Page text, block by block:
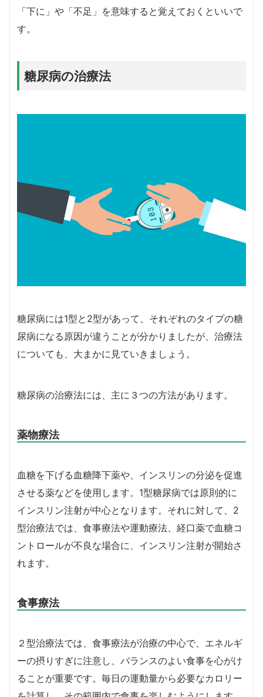
「下に」や「不足」を意味すると覚えておくといいで
す。
糖尿病の治療法
糖尿病には1型と2型があって、それぞれのタイプの糖
尿病になる原因が違うことが分かりましたが、治療法
についても、大まかに見ていきましょう。
糖尿病の治療法には、主に３つの方法があります。
薬物療法
血糖を下げる血糖降下薬や、インスリンの分泌を促進
させる薬などを使用します。1型糖尿病では原則的に
インスリン注射が中心となります。それに対して、2
型治療法では、食事療法や運動療法、経口薬で血糖コ
ントロールが不良な場合に、インスリン注射が開始さ
れます。
食事療法
２型治療法では、食事療法が治療の中心で、エネルギ
ーの摂りすぎに注意し、バランスのよい食事を心がけ
ることが重要です。毎日の運動量から必要なカロリー